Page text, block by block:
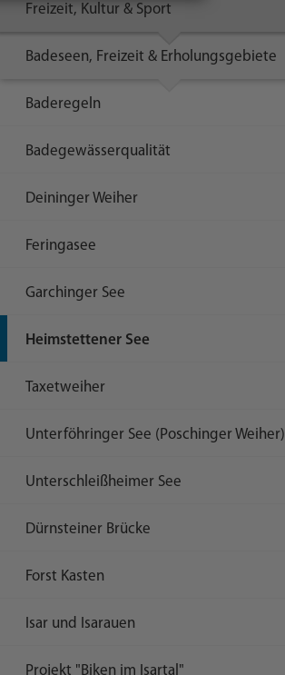
Freizeit, Kultur & Sport
Badeseen, Freizeit & Erholungsgebiete
Baderegeln
Badegewässerqualität
Deininger Weiher
Feringasee
Garchinger See
Heimstettener See
Taxetweiher
Unterföhringer See (Poschinger Weiher)
Unterschleißheimer See
Dürnsteiner Brücke
Forst Kasten
Isar und Isarauen
Projekt "Biken im Isartal"